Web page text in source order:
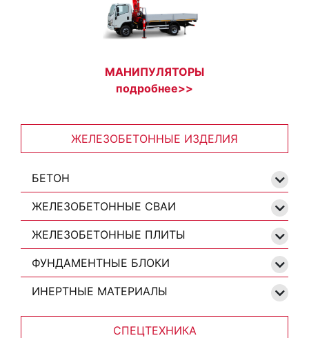
ЖЕЛЕЗОБЕТОННЫЕ ИЗДЕЛИЯ
БЕТОН
ЖЕЛЕЗОБЕТОННЫЕ СВАИ
ЖЕЛЕЗОБЕТОННЫЕ ПЛИТЫ
ФУНДАМЕНТНЫЕ БЛОКИ
ИНЕРТНЫЕ МАТЕРИАЛЫ
СПЕЦТЕХНИКА
МАНИПУЛЯТОРЫ
подробнее>>